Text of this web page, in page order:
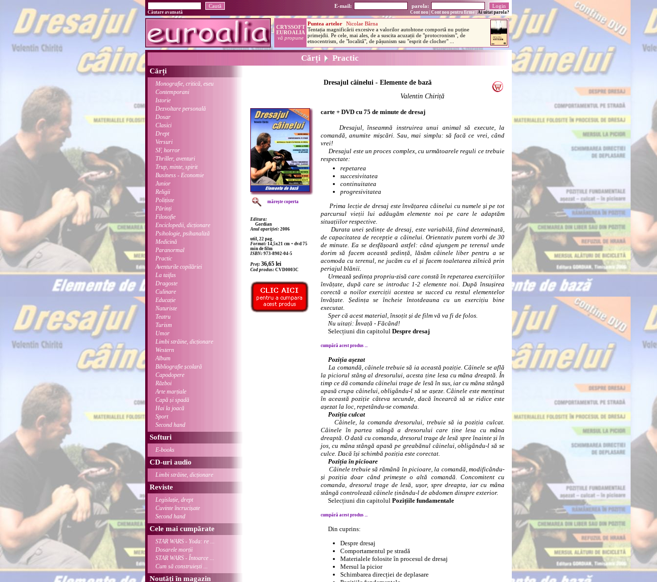
E-mail: parola:
Căutare avansată Cont nou Cont nou pentru firme Ai uitat parola?
Cărți Practic
Cărți
Monografie, critică, eseu
Contemporani
Istorie
Dezvoltare personală
Dosar
Clasici
Drept
Versuri
SF, horror
Thriller, aventuri
Trup, minte, spirit
Business - Economie
Junior
Religii
Polițiste
Părinți
Filosofie
Enciclopedii, dicționare
Psihologie, psihanaliză
Medicină
Paranormal
Practic
Aventurile copilăriei
La taifas
Dragoste
Culinare
Educație
Naturiste
Teatru
Turism
Umor
Limbi străine, dicționare
Western
Album
Bibliografie școlară
Capodopere
Război
Arte marțiale
Capă și spadă
Hai la joacă
Sport
Second hand
Softuri
E-books
CD-uri audio
Limbi străine, dicționare
Reviste
Legislație, drept
Cuvinte încrucișate
Second hand
Cele mai cumpărate
STAR WARS - Yoda: re ...
Dosarele morții
STAR WARS - Întoarce ...
Cum să construiești ...
Noutăți în magazin
Dresajul câinelui - Elemente de bază
Valentin Chiriță
mărește coperta
Editura:
Gordian
Anul apariției: 2006
util, 22 pag.
Format: 14,5x21 cm + dvd 75
min de film
ISBN: 973-8902-04-5
Preț: 36,65 lei
Cod produs: CVD0003C
carte + DVD cu 75 de minute de dresaj
Dresajul, înseamnă instruirea unui animal să execute, la
comandă, anumite mișcări. Sau, mai simplu: să facă ce vrei, când
vrei!
Dresajul este un proces complex, cu următoarele reguli ce trebuie
respectate:
repetarea
succesivitatea
continuitatea
progresivitatea
Prima lecție de dresaj este învățarea câinelui cu numele și pe tot
parcursul vieții lui adăugăm elemente noi pe care le adaptăm
situațiilor respective.
Durata unei ședințe de dresaj, este variabilă, fiind determinată,
de capacitatea de recepție a câinelui. Orientativ putem vorbi de 30
de minute. Ea se desfășoară astfel: când ajungem pe terenul unde
dorim să facem această ședință, lăsăm câinele liber pentru a se
acomoda cu terenul, ne jucăm cu el și facem toaletarea zilnică prin
periajul blănii.
Urmează ședința propriu-zisă care constă în repetarea exercițiilor
învățate, după care se introduc 1-2 elemente noi. După însușirea
corectă a noilor exerciții acestea se succed cu restul elementelor
învățate. Ședința se încheie întotdeauna cu un exercițiu bine
executat.
Sper că acest material, însoțit și de film vă va fi de folos.
Nu uitați: Învață - Făcând!
Selecțiuni din capitolul Despre dresaj
cumpără acest produs ...
Poziția așezat
La comandă, câinele trebuie să ia această poziție. Câinele se află
la piciorul stâng al dresorului, acesta ține lesa cu mâna dreaptă. În
timp ce dă comanda câinelui trage de lesă în sus, iar cu mâna stângă
apasă crupa câinelui, obligându-l să se așeze. Câinele este menținut
în această poziție câteva secunde, dacă încearcă să se ridice este
așezat la loc, repetându-se comanda.
Poziția culcat
Câinele, la comanda dresorului, trebuie să ia poziția culcat.
Câinele în partea stângă a dresorului care ține lesa cu mâna
dreaptă. O dată cu comanda, dresorul trage de lesă spre înainte și în
jos, cu mâna stângă apasă pe greabănul câinelui, obligându-l să se
culce. Dacă își schimbă poziția este corectat.
Poziția în picioare
Câinele trebuie să rămână în picioare, la comandă, modificându-
și poziția doar când primește o altă comandă. Concomitent cu
comanda, dresorul trage de lesă, ușor, spre dreapta, iar cu mâna
stângă controlează câinele ținându-l de abdomen dinspre exterior.
Selecțiuni din capitolul Pozițiile fundamentale
cumpără acest produs ...
Din cuprins:
Despre dresaj
Comportamentul pe stradă
Materialele folosite în procesul de dresaj
Mersul la picior
Schimbarea direcției de deplasare